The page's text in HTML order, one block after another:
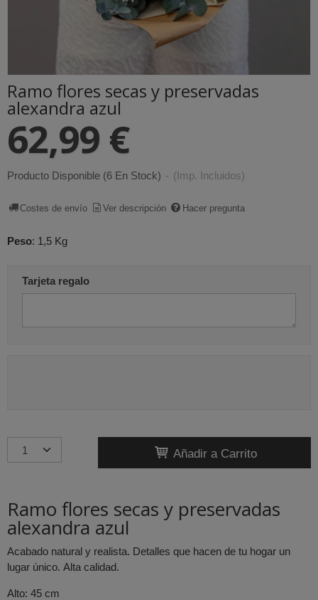
Ramo flores secas y preservadas
alexandra azul
62,99 €
Producto Disponible (6 En Stock) - (Imp. Incluidos)
Costes de envío Ver descripción Hacer pregunta
Peso: 1,5 Kg
Tarjeta regalo
Añadir a Carrito
Ramo flores secas y preservadas
alexandra azul
Acabado natural y realista. Detalles que hacen de tu hogar un
lugar único. Alta calidad.
Alto: 45 cm